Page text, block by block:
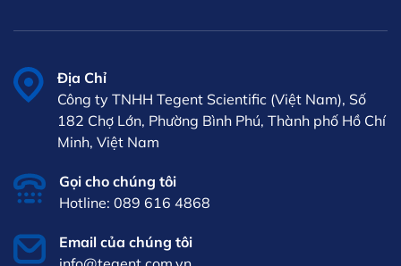
Địa Chỉ
Công ty TNHH Tegent Scientific (Việt Nam), Số
182 Chợ Lớn, Phường Bình Phú, Thành phố Hồ Chí
Minh, Việt Nam
Gọi cho chúng tôi
Hotline: 089 616 4868
Email của chúng tôi